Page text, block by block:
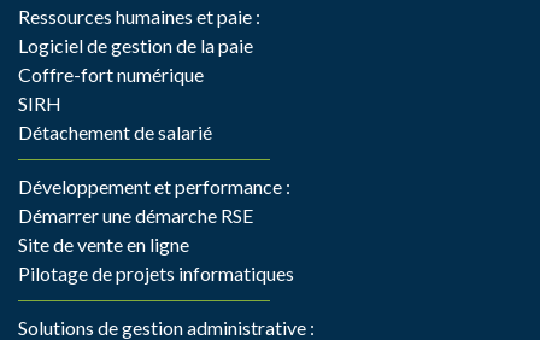
Ressources humaines et paie :
Logiciel de gestion de la paie
Coffre-fort numérique
SIRH
Détachement de salarié
Développement et performance :
Démarrer une démarche RSE
Site de vente en ligne
Pilotage de projets informatiques
Solutions de gestion administrative :